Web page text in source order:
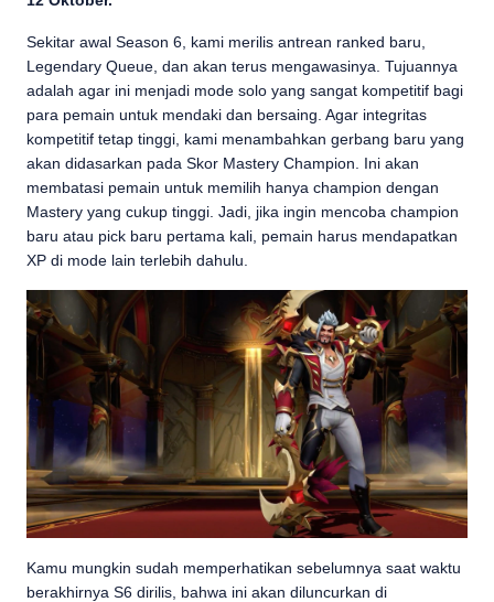
Sekitar awal Season 6, kami merilis antrean ranked baru,
Legendary Queue, dan akan terus mengawasinya. Tujuannya
adalah agar ini menjadi mode solo yang sangat kompetitif bagi
para pemain untuk mendaki dan bersaing. Agar integritas
kompetitif tetap tinggi, kami menambahkan gerbang baru yang
akan didasarkan pada Skor Mastery Champion. Ini akan
membatasi pemain untuk memilih hanya champion dengan
Mastery yang cukup tinggi. Jadi, jika ingin mencoba champion
baru atau pick baru pertama kali, pemain harus mendapatkan
XP di mode lain terlebih dahulu.
Kamu mungkin sudah memperhatikan sebelumnya saat waktu
berakhirnya S6 dirilis, bahwa ini akan diluncurkan di